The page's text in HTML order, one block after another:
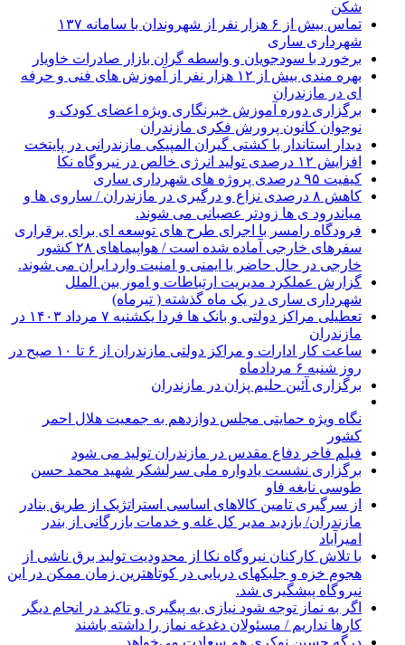
شکن
تماس بیش از ۶ هزار نفر از شهروندان با سامانه ۱۳۷
شهرداری ساری
برخورد با سودجویان و واسطه گران بازار صادرات خاویار
بهره مندی بیش از ۱۲ هزار نفر از آموزش های فنی و حرفه
ای در مازندران
برگزاری دوره آموزش خبرنگاری ویژه اعضای کودک و
نوجوان کانون پرورش فکری مازندران
دیدار استاندار با کشتی گیران المپیکی مازندرانی در پایتخت
افزایش ۱۲ درصدی تولید انرژی خالص در نیروگاه نکا
کیفیت ۹۵ درصدی پروژه های شهرداری ساری
کاهش ۸ درصدی نزاع و درگیری در مازندران / ساروی ها و
میاندرود ی ها زودتر عصبانی می شوند.
فرودگاه رامسر با اجرای طرح های توسعه ای برای برقراری
سفرهای خارجی آماده شده است / هواپیماهای ۲۸ کشور
خارجی در حال حاضر با ایمنی و امنیت وارد ایران می شوند.
گزارش عملکرد مدیریت ارتباطات و امور بین الملل
شهرداری ساری در یک ماه گذشته ( تیرماه)
تعطیلی مراکز دولتی و بانک ها فردا یکشنبه ۷ مرداد ۱۴۰۳ در
مازندران
ساعت کار ادارات و مراکز دولتی مازندران از ۶ تا ۱۰ صبح در
روز شنبه ۶ مردادماه
برگزاری آئین حلیم پزان در مازندران
نگاه ویژه حمایتی مجلس دوازدهم به جمعیت هلال احمر
کشور
فیلم فاخر دفاع مقدس در مازندران تولید می شود
برگزاری نشست یادواره ملی سرلشکر شهید محمد حسن
طوسی نابغه فاو
از سرگیری تامین کالاهای اساسی استراتژیک از طریق بنادر
مازندران/ بازدید مدیر کل غله و خدمات بازرگانی از بندر
امیرآباد
با تلاش کارکنان نیروگاه نکا از محدودیت تولید برق ناشی از
هجوم خزه و جلبکهای دریایی در کوتاهترین زمان ممکن در این
نیروگاه پیشگیری شد.
اگر به نماز توجه شود نیازی به پیگیری و تاکید در انجام دیگر
کارها نداریم / مسئولان دغدغه نماز را داشته باشند